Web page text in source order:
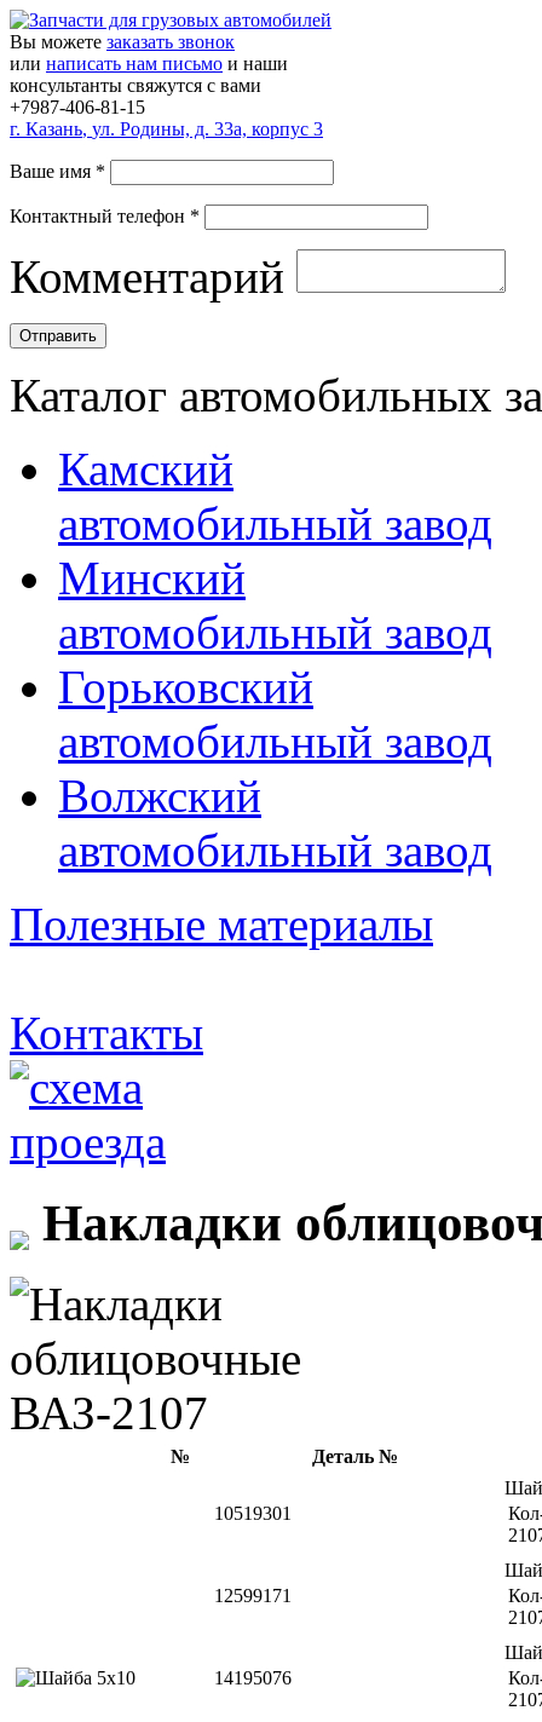
Вы можете заказать звонок
или написать нам письмо и наши
консультанты свяжутся с вами
+7987-406-81-15
г. Казань, ул. Родины, д. 33а, корпус 3
Ваше имя *
Контактный телефон *
Комментарий
Каталог автомобильных
Камский
автомобильный завод
Минский
автомобильный завод
Горьковский
автомобильный завод
Волжский
автомобильный завод
Полезные материалы
Контакты
Накладки
№ Деталь №
10519301
12599171
14195076